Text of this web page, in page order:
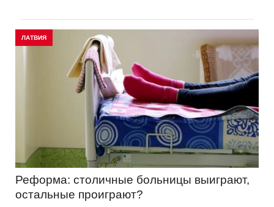
ЛАТВИЯ
Реформа: столичные больницы выиграют,
остальные проиграют?